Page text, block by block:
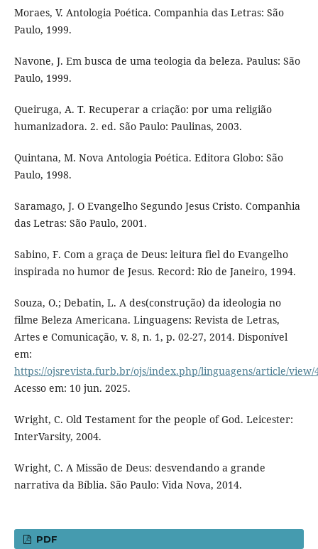
Moraes, V. Antologia Poética. Companhia das Letras: São
Paulo, 1999.
Navone, J. Em busca de uma teologia da beleza. Paulus: São
Paulo, 1999.
Queiruga, A. T. Recuperar a criação: por uma religião
humanizadora. 2. ed. São Paulo: Paulinas, 2003.
Quintana, M. Nova Antologia Poética. Editora Globo: São
Paulo, 1998.
Saramago, J. O Evangelho Segundo Jesus Cristo. Companhia
das Letras: São Paulo, 2001.
Sabino, F. Com a graça de Deus: leitura fiel do Evangelho
inspirada no humor de Jesus. Record: Rio de Janeiro, 1994.
Souza, O.; Debatin, L. A des(construção) da ideologia no
filme Beleza Americana. Linguagens: Revista de Letras,
Artes e Comunicação, v. 8, n. 1, p. 02-27, 2014. Disponível
em:
https://ojsrevista.furb.br/ojs/index.php/linguagens/article/view/
Acesso em: 10 jun. 2025.
Wright, C. Old Testament for the people of God. Leicester:
InterVarsity, 2004.
Wright, C. A Missão de Deus: desvendando a grande
narrativa da Bíblia. São Paulo: Vida Nova, 2014.
PDF